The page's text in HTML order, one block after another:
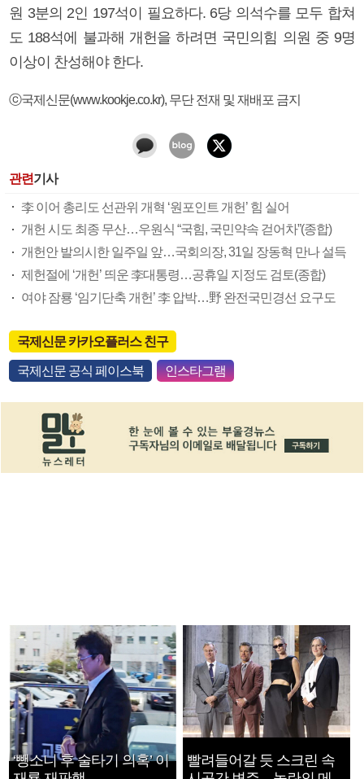
원 3분의 2인 197석이 필요하다. 6당 의석수를 모두 합쳐
도 188석에 불과해 개헌을 하려면 국민의힘 의원 중 9명
이상이 찬성해야 한다.
ⓒ국제신문(www.kookje.co.kr), 무단 전재 및 재배포 금지
관련기사
李 이어 총리도 선관위 개혁 ‘원포인트 개헌’ 힘 실어
개헌 시도 최종 무산…우원식 “국힘, 국민약속 걷어차”(종합)
개헌안 발의시한 일주일 앞…국회의장, 31일 장동혁 만나 설득
제헌절에 ‘개헌’ 띄운 李대통령…공휴일 지정도 검토(종합)
여야 잠룡 ‘임기단축 개헌’ 李 압박…野 완전국민경선 요구도
국제신문 카카오플러스 친구
국제신문 공식 페이스북 인스타그램
‘뺑소니 후 술타기 의혹’ 이
빨려들어갈 듯 스크린 속